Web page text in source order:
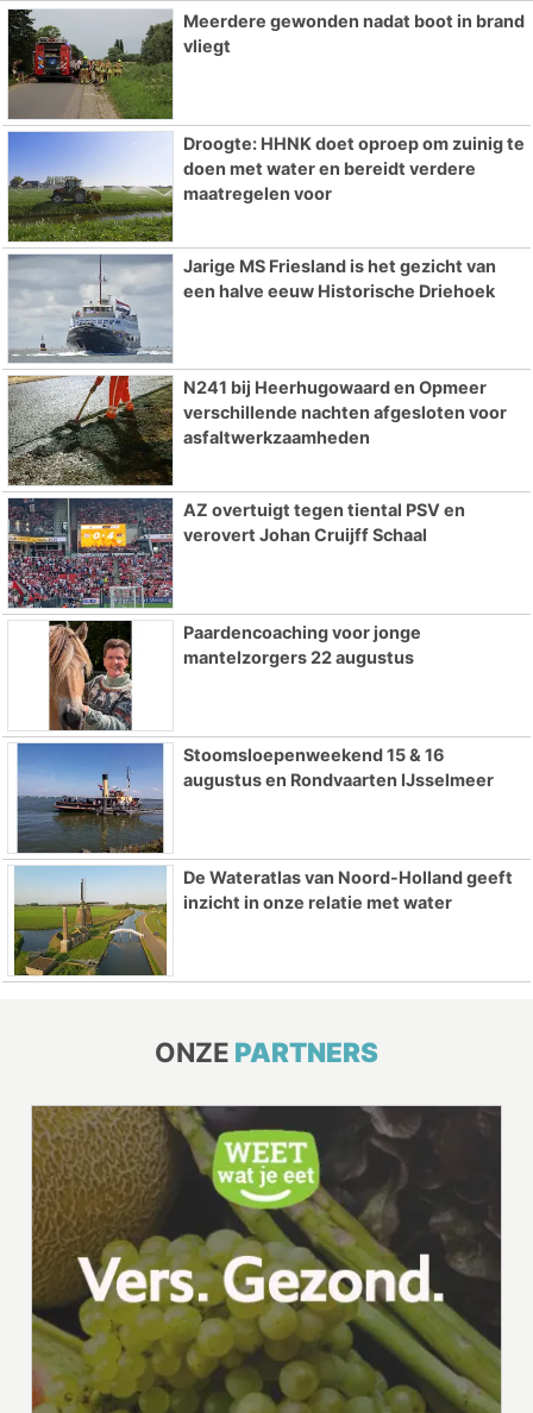
Meerdere gewonden nadat boot in brand
vliegt
Droogte: HHNK doet oproep om zuinig te
doen met water en bereidt verdere
maatregelen voor
Jarige MS Friesland is het gezicht van
een halve eeuw Historische Driehoek
N241 bij Heerhugowaard en Opmeer
verschillende nachten afgesloten voor
asfaltwerkzaamheden
AZ overtuigt tegen tiental PSV en
verovert Johan Cruijff Schaal
Paardencoaching voor jonge
mantelzorgers 22 augustus
Stoomsloepenweekend 15 & 16
augustus en Rondvaarten IJsselmeer
De Wateratlas van Noord-Holland geeft
inzicht in onze relatie met water
ONZE PARTNERS